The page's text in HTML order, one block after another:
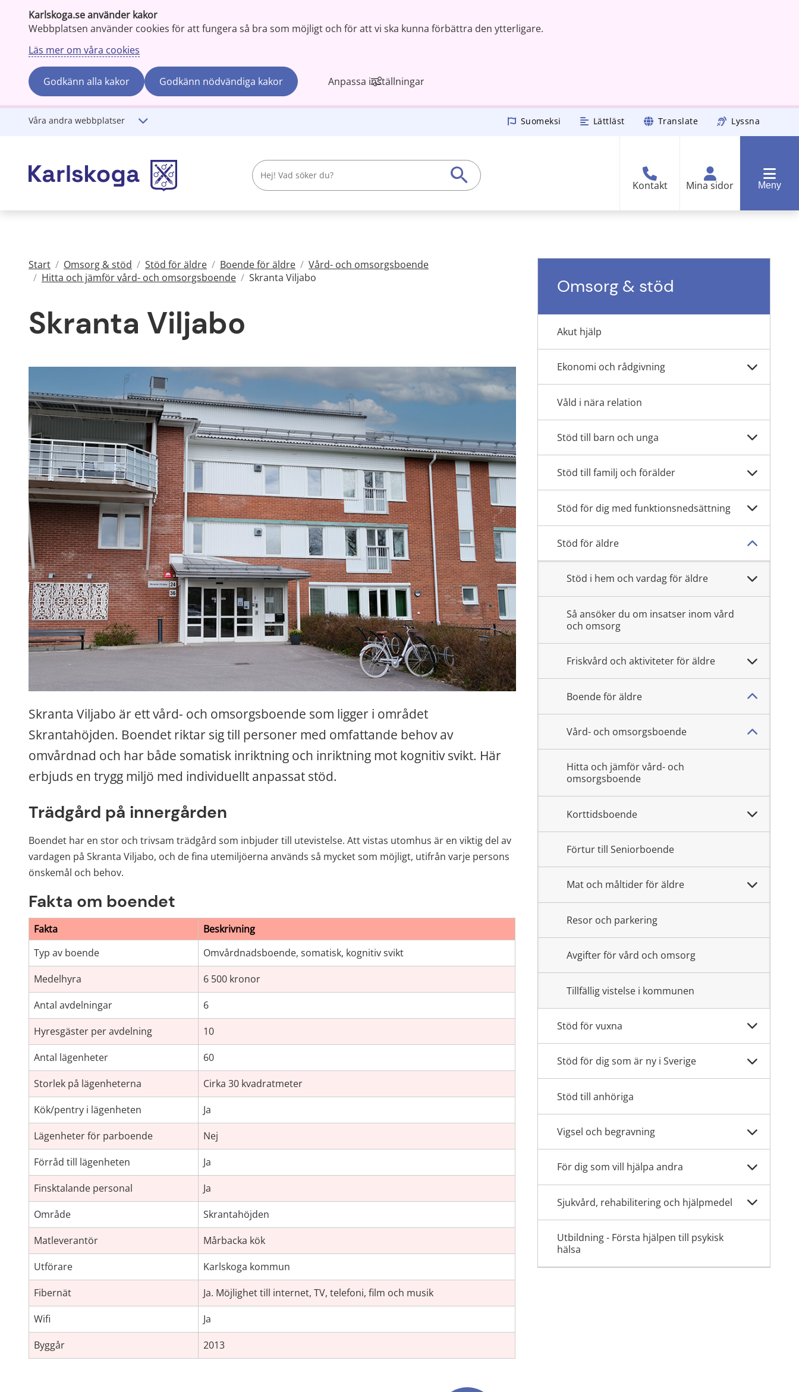
Karlskoga.se använder kakor
Webbplatsen använder cookies för att fungera så bra som möjligt och för att vi ska kunna förbättra den ytterligare.
Läs mer om våra cookies
Godkänn alla kakor Godkänn nödvändiga kakor Anpassa inställningar
Gå till innehåll
Våra andra webbplatser Suomeksi Lättläst Translate Lyssna
Kontakt Mina sidor Meny
Start / Omsorg & stöd / Stöd för äldre / Boende för äldre / Vård- och omsorgsboende
/ Hitta och jämför vård- och omsorgsboende / Skranta Viljabo
Skranta Viljabo
Skranta Viljabo är ett vård- och omsorgsboende som ligger i området
Skrantahöjden. Boendet riktar sig till personer med omfattande behov av
omvårdnad och har både somatisk inriktning och inriktning mot kognitiv svikt. Här
erbjuds en trygg miljö med individuellt anpassat stöd.
Trädgård på innergården
Boendet har en stor och trivsam trädgård som inbjuder till utevistelse. Att vistas utomhus är en viktig del av
vardagen på Skranta Viljabo, och de fina utemiljöerna används så mycket som möjligt, utifrån varje persons
önskemål och behov.
Fakta om boendet
Fakta om boendet
Fakta
Beskrivning
Typ av boende
Omvårdnadsboende, somatisk, kognitiv svikt
Medelhyra
6 500 kronor
Antal avdelningar
6
Hyresgäster per avdelning
10
Antal lägenheter
60
Storlek på lägenheterna
Cirka 30 kvadratmeter
Kök/pentry i lägenheten
Ja
Lägenheter för parboende
Nej
Förråd till lägenheten
Ja
Finsktalande personal
Ja
Område
Skrantahöjden
Matleverantör
Mårbacka kök
Utförare
Karlskoga kommun
Fibernät
Ja. Möjlighet till internet, TV, telefoni, film och musik
Wifi
Ja
Byggår
2013
Omsorg & stöd
Akut hjälp
Ekonomi och rådgivning
Våld i nära relation
Stöd till barn och unga
Stöd till familj och förälder
Stöd för dig med funktionsnedsättning
Stöd för äldre
Stöd i hem och vardag för äldre
Så ansöker du om insatser inom vård
och omsorg
Friskvård och aktiviteter för äldre
Boende för äldre
Vård- och omsorgsboende
Hitta och jämför vård- och
omsorgsboende
Korttidsboende
Förtur till Seniorboende
Mat och måltider för äldre
Resor och parkering
Avgifter för vård och omsorg
Tillfällig vistelse i kommunen
Stöd för vuxna
Stöd för dig som är ny i Sverige
Stöd till anhöriga
Vigsel och begravning
För dig som vill hjälpa andra
Sjukvård, rehabilitering och hjälpmedel
Utbildning - Första hjälpen till psykisk
hälsa